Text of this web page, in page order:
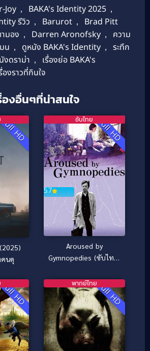
Joy , BAKA's Identity 2025 ,
รีวิว , Barurot ,
Brad Pitt
มอง , Darren Aronofsky ,
ความ
น , ดูหนัง BAKA's Identity ,
ระทึก
งดราม่า ,
เรื่องย่อ BAKA's
องราวที่กินใจ
องอื่นๆที่น่าสนใจ
HD
คนดุ
Full HD
5.7
ซับไทย
Aroused by
Gymnopedies (ซับไทย)
HD Full HD
พากย์ไทย